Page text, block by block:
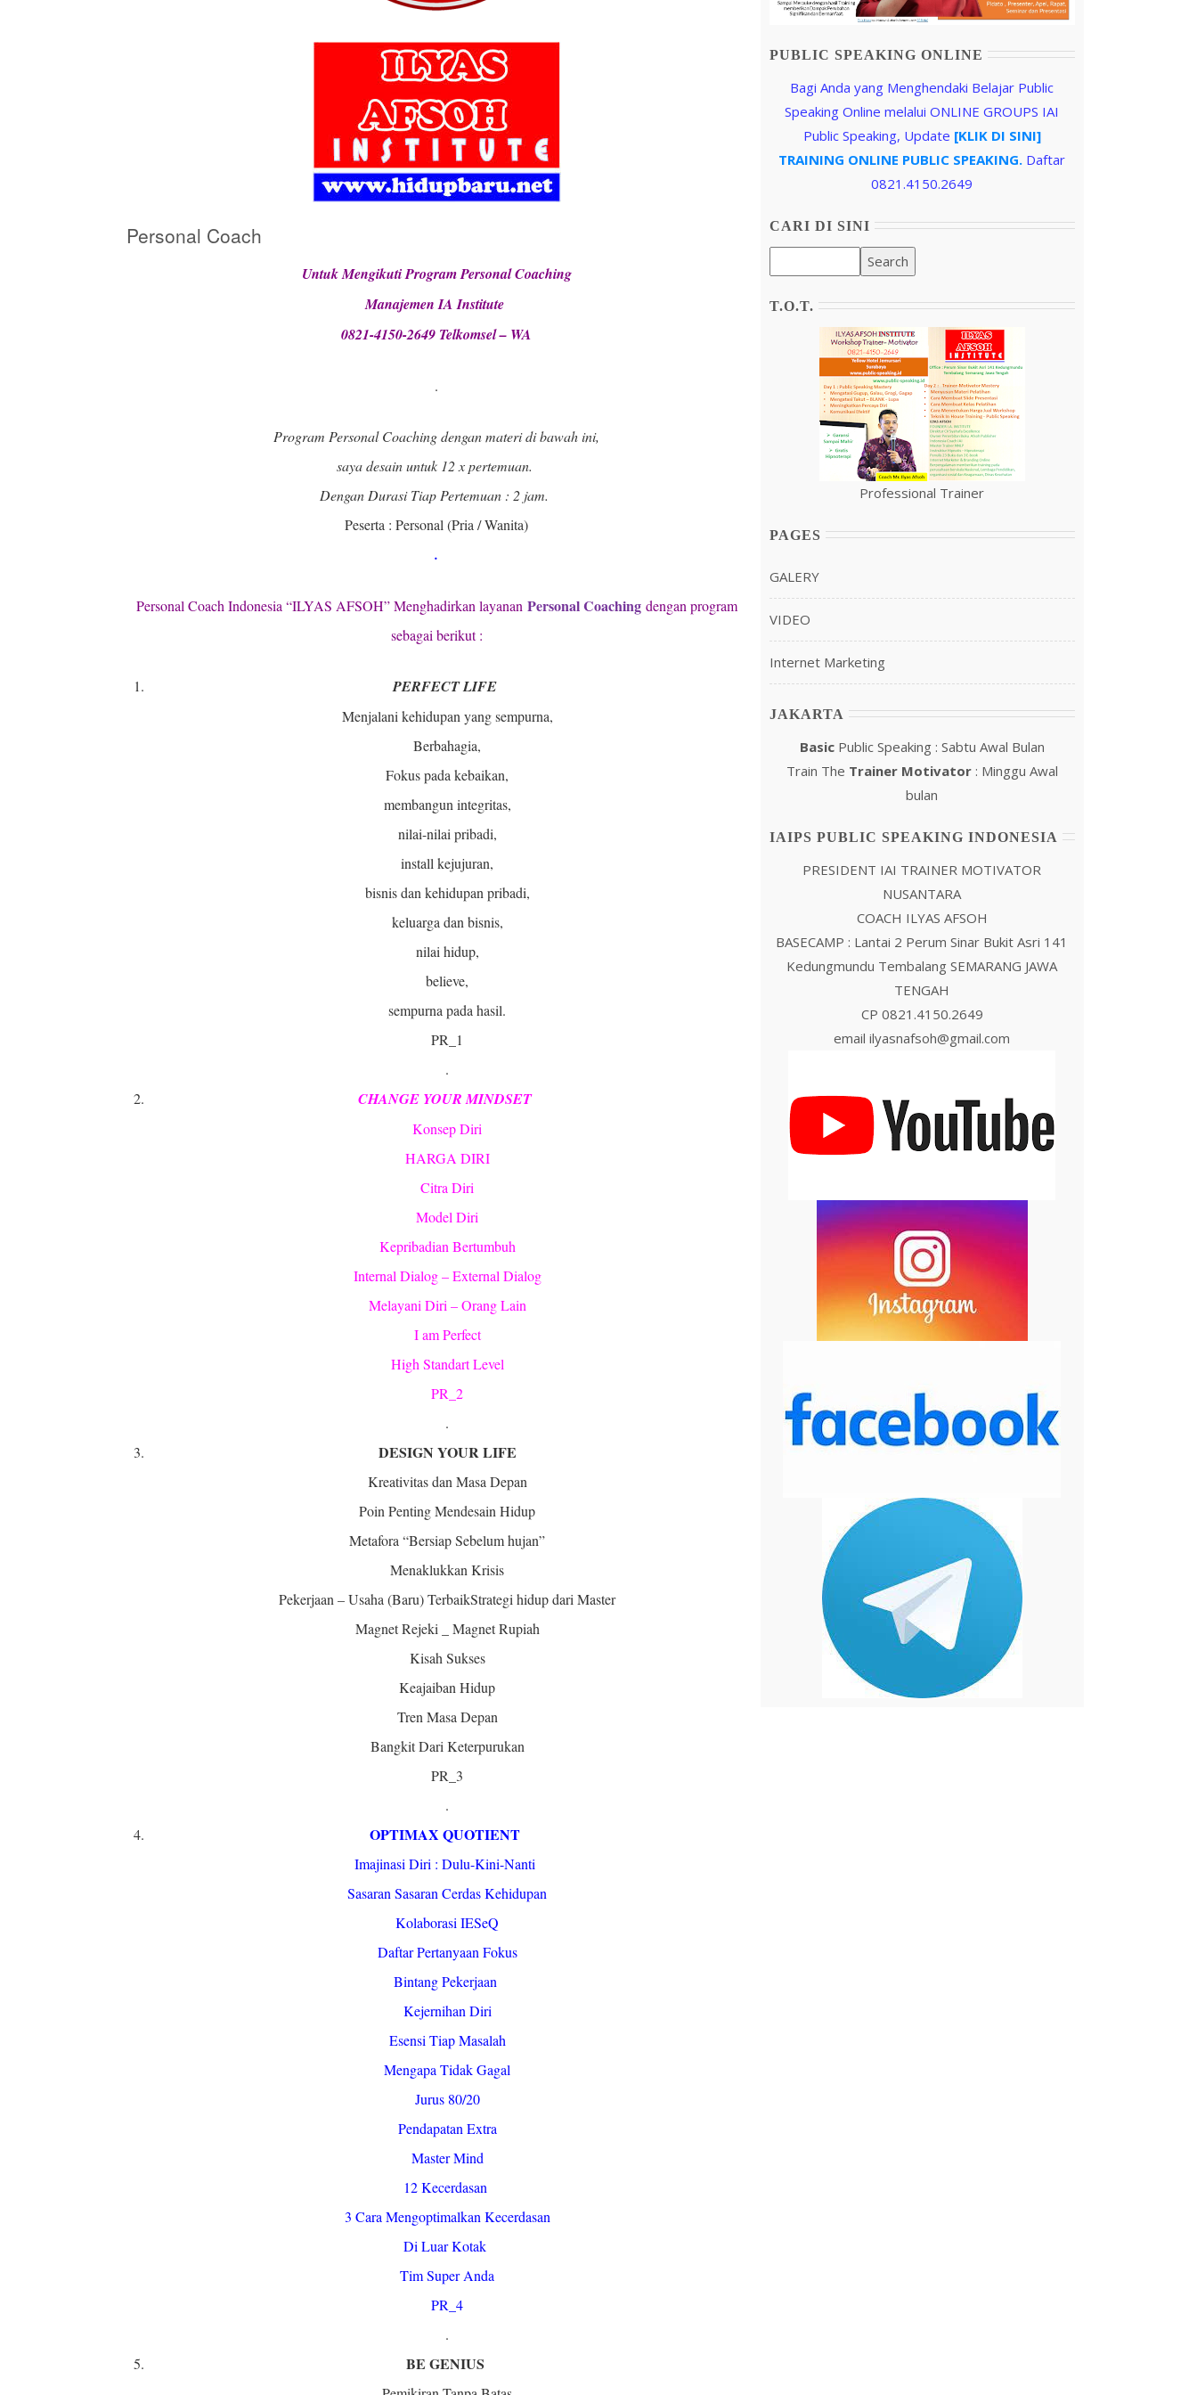
Personal Coach
Untuk Mengikuti Program Personal Coaching
Manajemen IA Institute
0821-4150-2649 Telkomsel – WA
.
Program Personal Coaching dengan materi di bawah ini,
saya desain untuk 12 x pertemuan.
Dengan Durasi Tiap Pertemuan : 2 jam.
Peserta : Personal (Pria / Wanita)
.
Personal Coach Indonesia “ILYAS AFSOH” Menghadirkan layanan Personal Coaching dengan program
sebagai berikut :
PERFECT LIFE
Menjalani kehidupan yang sempurna,
Berbahagia,
Fokus pada kebaikan,
membangun integritas,
nilai-nilai pribadi,
install kejujuran,
bisnis dan kehidupan pribadi,
keluarga dan bisnis,
nilai hidup,
believe,
sempurna pada hasil.
PR_1
.
CHANGE YOUR MINDSET
Konsep Diri
HARGA DIRI
Citra Diri
Model Diri
Kepribadian Bertumbuh
Internal Dialog – External Dialog
Melayani Diri – Orang Lain
I am Perfect
High Standart Level
PR_2
.
DESIGN YOUR LIFE
Kreativitas dan Masa Depan
Poin Penting Mendesain Hidup
Metafora “Bersiap Sebelum hujan”
Menaklukkan Krisis
Pekerjaan – Usaha (Baru) TerbaikStrategi hidup dari Master
Magnet Rejeki _ Magnet Rupiah
Kisah Sukses
Keajaiban Hidup
Tren Masa Depan
Bangkit Dari Keterpurukan
PR_3
.
OPTIMAX QUOTIENT
Imajinasi Diri : Dulu-Kini-Nanti
Sasaran Sasaran Cerdas Kehidupan
Kolaborasi IESeQ
Daftar Pertanyaan Fokus
Bintang Pekerjaan
Kejernihan Diri
Esensi Tiap Masalah
Mengapa Tidak Gagal
Jurus 80/20
Pendapatan Extra
Master Mind
12 Kecerdasan
3 Cara Mengoptimalkan Kecerdasan
Di Luar Kotak
Tim Super Anda
PR_4
.
BE GENIUS
PUBLIC SPEAKING ONLINE
Bagi Anda yang Menghendaki Belajar Public
Speaking Online melalui ONLINE GROUPS IAI
Public Speaking, Update [KLIK DI SINI]
TRAINING ONLINE PUBLIC SPEAKING. Daftar
0821.4150.2649
CARI DI SINI
T.O.T.
Professional Trainer
PAGES
GALERY
VIDEO
Internet Marketing
JAKARTA
BasicPublic Speaking : Sabtu Awal Bulan
Train The Trainer Motivator: Minggu Awal
bulan
IAIPS PUBLIC SPEAKING INDONESIA
PRESIDENT IAI TRAINER MOTIVATOR
NUSANTARA
COACH ILYAS AFSOH
BASECAMP : Lantai 2 Perum Sinar Bukit Asri 141
Kedungmundu Tembalang SEMARANG JAWA
TENGAH
CP 0821.4150.2649
email ilyasnafsoh@gmail.com